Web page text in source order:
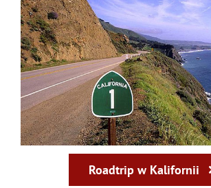
Roadtrip w Kalifornii